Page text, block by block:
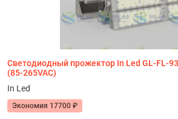
Светодиодный прожектор In Led GL-FL-
(85-265VAC)
In Led
Экономия 17700 ₽